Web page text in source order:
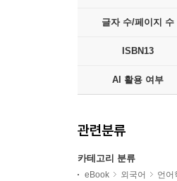
글자 수/페이지 수
ISBN13
AI 활용 여부
관련분류
카테고리 분류
eBook 외국어 언어